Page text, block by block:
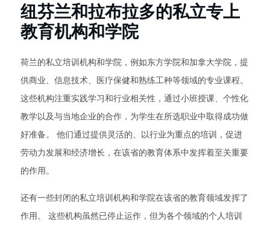
纽芬兰和拉布拉多的私立专上
教育机构和学院
荷兰的私立培训机构和学院，例如东方学院和加拿大学院，提
供商业、信息技术、医疗保健和熟练工种等领域的专业课程。
这些机构注重实践学习和行业相关性，通过小班授课、个性化
教学以及与当地企业的合作，为学生在所选职业中取得成功做
好准备。 他们通过提供灵活的、以行业为重点的培训，促进
劳动力发展和经济增长，在该省的教育体系中发挥着至关重要
的作用。
还有一些封闭的私立培训机构和学院在该省的教育领域发挥了
作用。 这些机构虽然已停止运作，但为各个领域的个人培训